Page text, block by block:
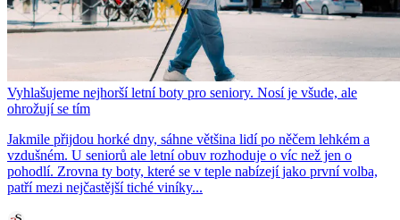
Vyhlašujeme nejhorší letní boty pro seniory. Nosí je všude, ale
ohrožují se tím
Jakmile přijdou horké dny, sáhne většina lidí po něčem lehkém a
vzdušném. U seniorů ale letní obuv rozhoduje o víc než jen o
pohodlí. Zrovna ty boty, které se v teple nabízejí jako první volba,
patří mezi nejčastější tiché viníky...